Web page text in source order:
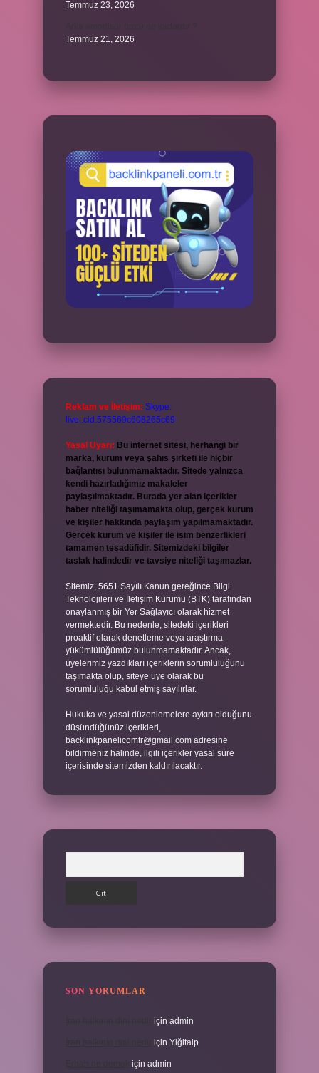
Temmuz 23, 2026
Temmuz 21, 2026
Reklam ve İletişim: Skype:
live:.cid.575569c608265c69
Yasal Uyarı: Bu internet sitesi, herhangi bir
marka, kurum veya şahıs şirketi ile hiçbir
bağlantısı bulunmamaktadır. Sitede yalnızca
kendi hazırladığımız makaleler
paylaşılmaktadır. Burada yer alan içerikler
haber niteliği taşımamakta olup, gerçek kurum
ve kişiler hakkında paylaşım yapılmamaktadır.
Gerçek kurum ve kişiler ile isim benzerlikleri
tamamen tesadüfidir. Sitemizdeki bilgiler
taslak halindedir ve tavsiye niteliği taşımazlar.
Sitemiz, 5651 Sayılı Kanun gereğince Bilgi
Teknolojileri ve İletişim Kurumu (BTK) tarafından
onaylanmış bir Yer Sağlayıcı olarak hizmet
vermektedir. Bu nedenle, sitedeki içerikleri
proaktif olarak denetleme veya araştırma
yükümlülüğümüz bulunmamaktadır. Ancak,
üyelerimiz yazdıkları içeriklerin sorumluluğunu
taşımakta olup, siteye üye olarak bu
sorumluluğu kabul etmiş sayılırlar.
Hukuka ve yasal düzenlemelere aykırı olduğunu
düşündüğünüz içerikleri,
backlinkpanelicomtr@gmail.com adresine
bildirmeniz halinde, ilgili içerikler yasal süre
içerisinde sitemizden kaldırılacaktır.
SON YORUMLAR
için admin
için Yiğitalp
için admin